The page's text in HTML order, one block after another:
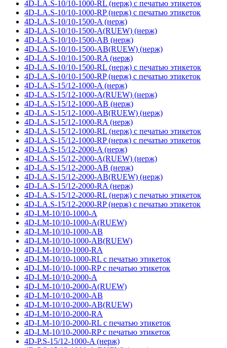
4D-LA.S-10/10-1000-RL (нерж) с печатью этикеток
4D-LA.S-10/10-1000-RP (нерж) с печатью этикеток
4D-LA.S-10/10-1500-A (нерж)
4D-LA.S-10/10-1500-A(RUEW) (нерж)
4D-LA.S-10/10-1500-AB (нерж)
4D-LA.S-10/10-1500-AB(RUEW) (нерж)
4D-LA.S-10/10-1500-RA (нерж)
4D-LA.S-10/10-1500-RL (нерж) с печатью этикеток
4D-LA.S-10/10-1500-RP (нерж) с печатью этикеток
4D-LA.S-15/12-1000-A (нерж)
4D-LA.S-15/12-1000-A(RUEW) (нерж)
4D-LA.S-15/12-1000-AB (нерж)
4D-LA.S-15/12-1000-AB(RUEW) (нерж)
4D-LA.S-15/12-1000-RA (нерж)
4D-LA.S-15/12-1000-RL (нерж) с печатью этикеток
4D-LA.S-15/12-1000-RP (нерж) с печатью этикеток
4D-LA.S-15/12-2000-A (нерж)
4D-LA.S-15/12-2000-A(RUEW) (нерж)
4D-LA.S-15/12-2000-AB (нерж)
4D-LA.S-15/12-2000-AB(RUEW) (нерж)
4D-LA.S-15/12-2000-RA (нерж)
4D-LA.S-15/12-2000-RL (нерж) с печатью этикеток
4D-LA.S-15/12-2000-RP (нерж) с печатью этикеток
4D-LM-10/10-1000-A
4D-LM-10/10-1000-A(RUEW)
4D-LM-10/10-1000-AB
4D-LM-10/10-1000-AB(RUEW)
4D-LM-10/10-1000-RA
4D-LM-10/10-1000-RL с печатью этикеток
4D-LM-10/10-1000-RP с печатью этикеток
4D-LM-10/10-2000-A
4D-LM-10/10-2000-A(RUEW)
4D-LM-10/10-2000-AB
4D-LM-10/10-2000-AB(RUEW)
4D-LM-10/10-2000-RA
4D-LM-10/10-2000-RL с печатью этикеток
4D-LM-10/10-2000-RP с печатью этикеток
4D-P.S-15/12-1000-A (нерж)